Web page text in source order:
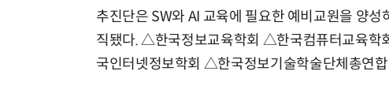
추진단은 SW와 AI 교육에 필요한 예비교원을 양
직됐다. △한국정보교육학회 △한국컴퓨터교육
국인터넷정보학회 △한국정보기술학술단체총연